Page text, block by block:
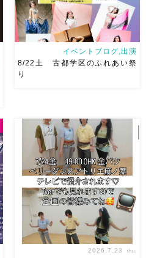
りにて踊らせていただきます♡
太鼓も叩くよー！私たちは
18:40頃から出演です屋台も出
てとても楽しいお祭りになりそ
う
私たちも踊った後は祭り
を楽しみます
遊びにいら
[…]
イベントブログ,出演
8/22土 古都学区のふれあい祭
り
2026.7.23 thu.